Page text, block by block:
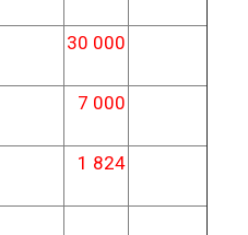
30 000
7 000
1 824